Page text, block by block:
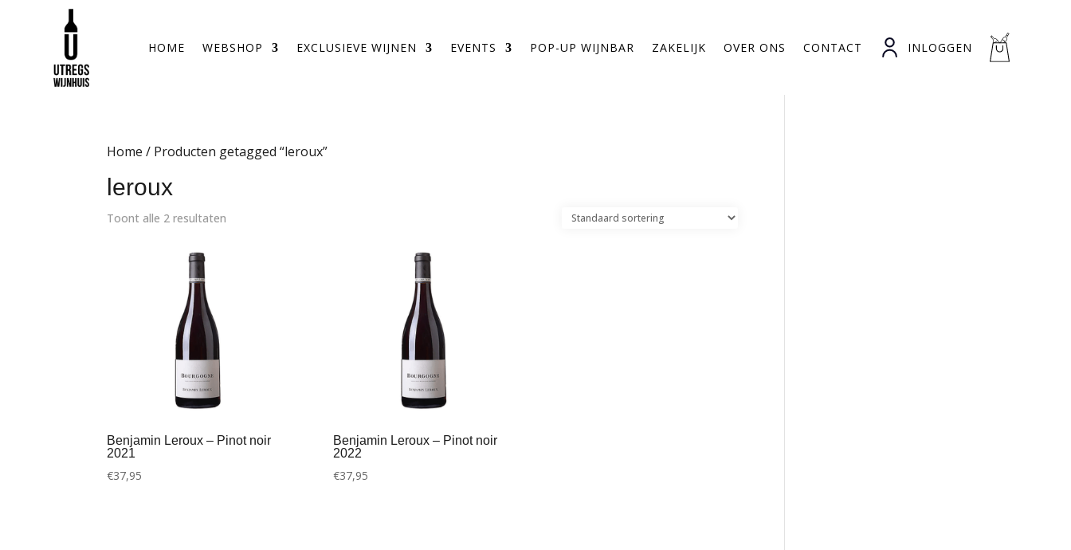
HOME WEBSHOP EXCLUSIEVE WIJNEN EVENTS POP-UP WIJNBAR ZAKELIJK OVER ONS CONTACT INLOGGEN
Home / Producten getagged “leroux”
leroux
Toont alle 2 resultaten
Benjamin Leroux – Pinot noir
2021
€37,95
Benjamin Leroux – Pinot noir
2022
€37,95